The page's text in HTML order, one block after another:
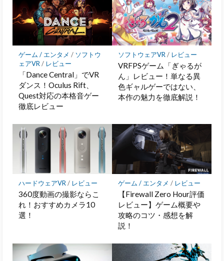
ー
ク
に
保
ゲーム / エンタメ / ソフトウ
ェアVR / レビュー
「Dance Central」でVR
ダンス！Oculus Rift、
Quest対応の本格音ゲー
徹底レビュー
ソフトウェアVR / レビュー
VRFPSゲーム「ぎゃるが
ん」レビュー！単なる異
色ギャルゲーではない、
本作の魅力を徹底解説！
ハードウェアVR / レビュー
360度動画の撮影ならこ
れ！おすすめカメラ10
選！
ゲーム / エンタメ / レビュー
【Firewall Zero Hour評価
レビュー】ゲーム概要や
攻略のコツ・感想を解
説！